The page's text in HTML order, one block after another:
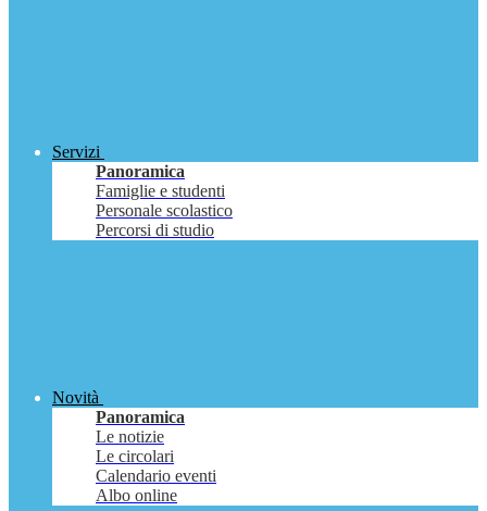
Servizi
Panoramica
Famiglie e studenti
Personale scolastico
Percorsi di studio
Novità
Panoramica
Le notizie
Le circolari
Calendario eventi
Albo online